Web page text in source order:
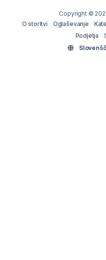
Copyright ©
O storitvi
Oglaševanje
Podjetja